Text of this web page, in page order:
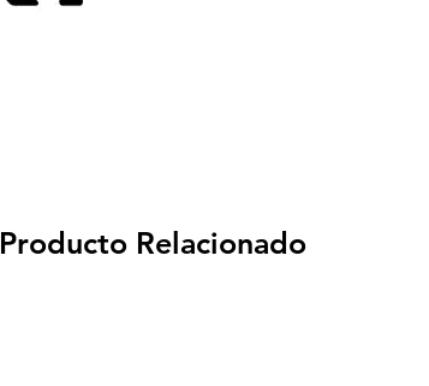
Producto Relacionado